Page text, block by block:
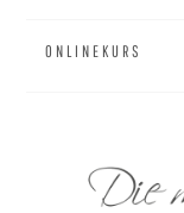
ONLINEKURS
WARUM